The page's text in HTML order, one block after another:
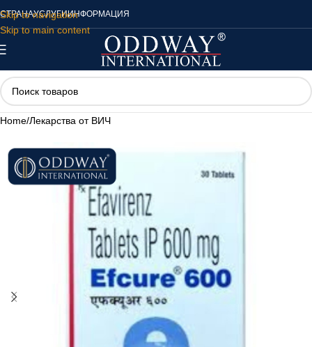
Skip to navigation
Skip to main content
СТРАНАУСЛУГИИНФОРМАЦИЯ
Home/Лекарства от ВИЧ